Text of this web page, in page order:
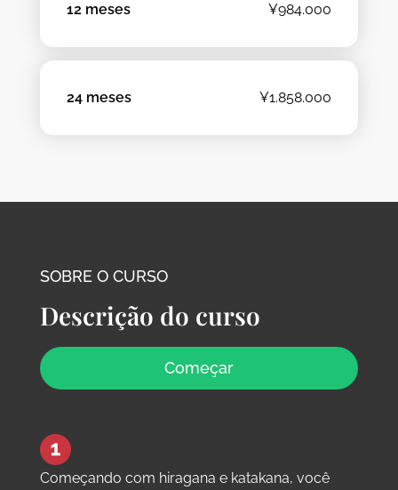
12 meses ¥984.000
24 meses ¥1.858.000
SOBRE O CURSO
Descrição do curso
Começar
Começando com hiragana e katakana, você